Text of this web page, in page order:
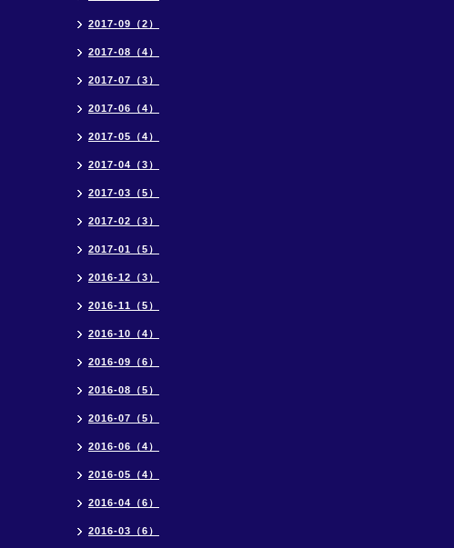
2017-09（2）
2017-08（4）
2017-07（3）
2017-06（4）
2017-05（4）
2017-04（3）
2017-03（5）
2017-02（3）
2017-01（5）
2016-12（3）
2016-11（5）
2016-10（4）
2016-09（6）
2016-08（5）
2016-07（5）
2016-06（4）
2016-05（4）
2016-04（6）
2016-03（6）